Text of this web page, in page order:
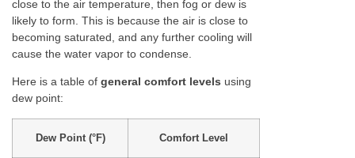
close to the air temperature, then fog or dew is
likely to form. This is because the air is close to
becoming saturated, and any further cooling will
cause the water vapor to condense.
Here is a table of general comfort levels using
dew point:
Dew Point (°F) Comfort Level